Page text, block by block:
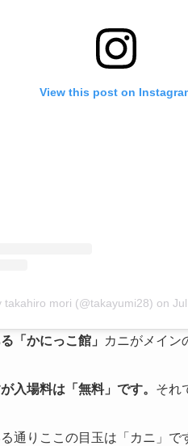
View this post on
takahiro mori (@takayumi28) on
「かにっこ館」 カニがメイン
入場料は「無料」です。 それ
通りここの目玉は「カニ」